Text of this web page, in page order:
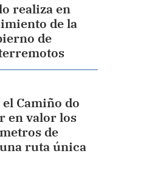
realiza en
de la
de
Camiño do
en valor los
de
ruta única